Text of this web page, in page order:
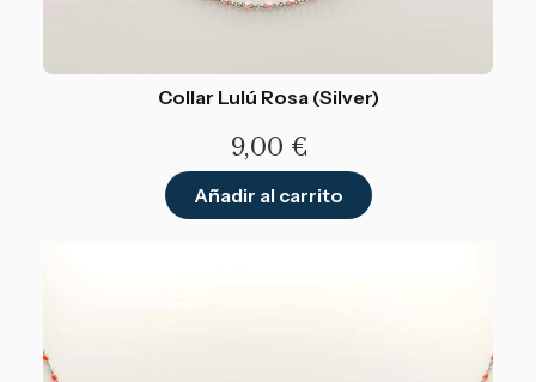
Collar Lulú Rosa (Silver)
9,00 €
Añadir al carrito